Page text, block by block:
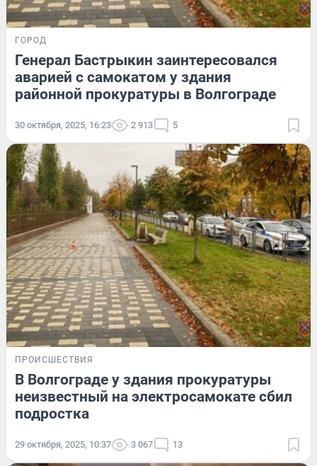
ГОРОД
Генерал Бастрыкин заинтересовался
аварией с самокатом у здания
районной прокуратуры в Волгограде
30 октября, 2025, 16:23 2 913 5
ПРОИСШЕСТВИЯ
В Волгограде у здания прокуратуры
неизвестный на электросамокате сбил
подростка
29 октября, 2025, 10:37 3 067 13